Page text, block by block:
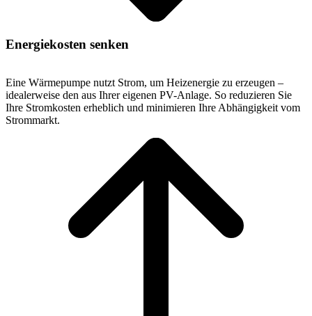
Energiekosten senken
Eine Wärmepumpe nutzt Strom, um Heizenergie zu erzeugen –
idealerweise den aus Ihrer eigenen PV-Anlage. So reduzieren Sie
Ihre Stromkosten erheblich und minimieren Ihre Abhängigkeit vom
Strommarkt.